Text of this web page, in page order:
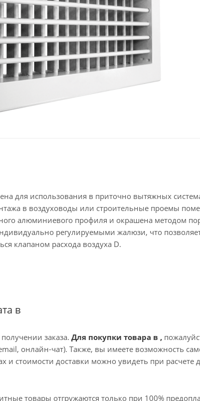
для использования в приточно вытяжных
в воздуховоды или строительные проемы
алюминиевого профиля и окрашена методом
регулируемыми жалюзи, что
клапаном расхода воздуха D.
в
заказа. Для покупки товара в ,
онлайн-чат). Также, вы имеете возможность
и стоимости доставки можно увидеть при расчете
товары отгружаются только при 100%